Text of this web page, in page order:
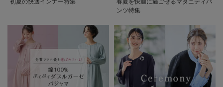
ンツ特集